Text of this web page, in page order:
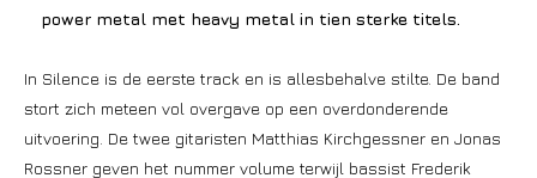
power metal met heavy metal in tien sterke titels.
In Silence is de eerste track en is allesbehalve stilte. De band
stort zich meteen vol overgave op een overdonderende
uitvoering. De twee gitaristen Matthias Kirchgessner en Jonas
Rossner geven het nummer volume terwijl bassist Frederik